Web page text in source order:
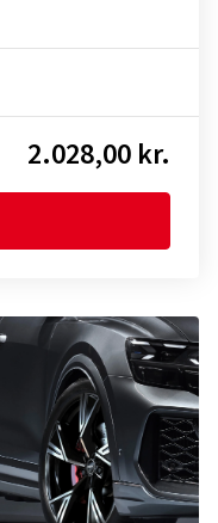
2.028,00 kr.